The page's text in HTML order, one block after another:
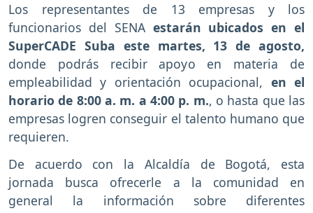
Los representantes de 13 empresas y los
funcionarios del SENAestarán ubicados en el
SuperCADE Suba este martes, 13 de agosto,
donde podrás recibir apoyo en materia de
empleabilidad y orientación ocupacional, en el
horario de 8:00 a. m. a 4:00 p. m., o hasta que las
empresas logren conseguir el talento humano que
requieren.
De acuerdo con la Alcaldía de Bogotá, esta
jornada busca ofrecerle a la comunidad en
general la información sobre diferentes